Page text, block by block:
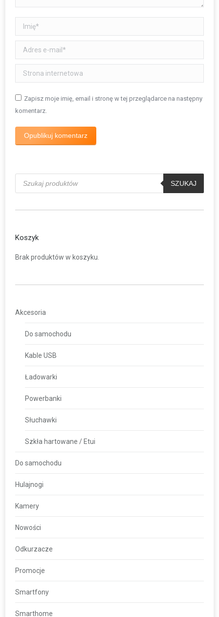
Imię *
Adres e-mail *
Strona internetowa
Zapisz moje imię, email i stronę w tej przeglądarce na następny
komentarz.
Opublikuj komentarz
Wyszukiwarka
produktów
SZUKAJ
Koszyk
Brak produktów w koszyku.
Akcesoria
Do samochodu
Kable USB
Ładowarki
Powerbanki
Słuchawki
Szkła hartowane / Etui
Do samochodu
Hulajnogi
Kamery
Nowości
Odkurzacze
Promocje
Smartfony
Smarthome